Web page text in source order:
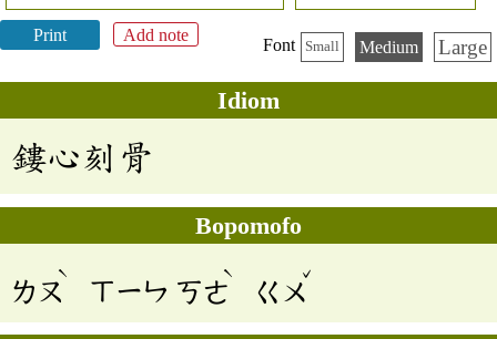
Print Add note
Font Small Medium Large
Idiom
鏤心刻骨
Bopomofo
ㄌㄡ
ˋ
ㄒㄧㄣ ㄎㄜ
ˋ
ㄍㄨ
ˇ